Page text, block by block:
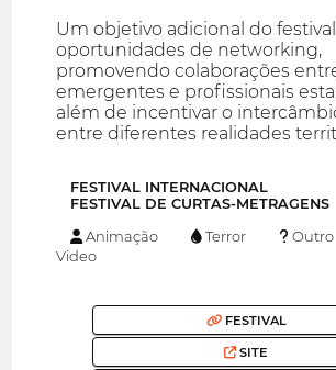
Um objetivo adicional do
oportunidades de networking,
promovendo colaborações
emergentes e profissionais
além de incentivar o
entre diferentes realidades
FESTIVAL INTERNACIONAL
FESTIVAL DE CURTAS-METRAGENS
Animação Terror Outro
Video
FESTIVAL
SITE